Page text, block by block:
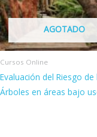
AGOTADO
Cursos Online
Evaluación del Riesgo de
Árboles en áreas bajo